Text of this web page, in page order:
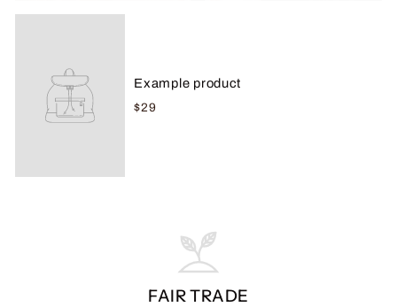
Example product
$29
FAIR TRADE